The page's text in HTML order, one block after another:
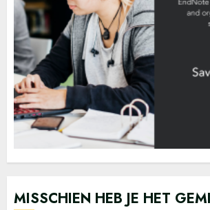
MISSCHIEN HEB JE HET